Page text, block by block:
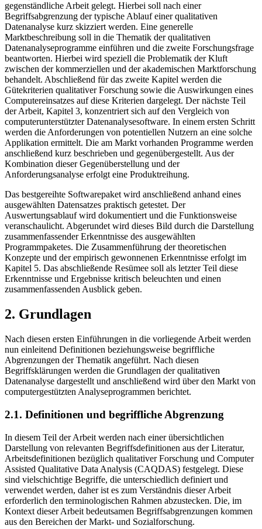
Im Kapitel 2 wird das theoretische Fundament für die
gegenständliche Arbeit gelegt. Hierbei soll nach einer
Begriffsabgrenzung der typische Ablauf einer qualitativen
Datenanalyse kurz skizziert werden. Eine generelle
Marktbeschreibung soll in die Thematik der qualitativen
Datenanalyseprogramme einführen und die zweite Forschungsfrage
beantworten. Hierbei wird speziell die Problematik der Kluft
zwischen der kommerziellen und der akademischen Marktforschung
behandelt. Abschließend für das zweite Kapitel werden die
Gütekriterien qualitativer Forschung sowie die Auswirkungen eines
Computereinsatzes auf diese Kriterien dargelegt. Der nächste Teil
der Arbeit, Kapitel 3, konzentriert sich auf den Vergleich von
computerunterstützter Datenanalysesoftware. In einem ersten Schritt
werden die Anforderungen von potentiellen Nutzern an eine solche
Applikation ermittelt. Die am Markt vorhanden Programme werden
anschließend kurz beschrieben und gegenübergestellt. Aus der
Kombination dieser Gegenüberstellung und der
Das bestgereihte Softwarepaket wird anschließend anhand eines
ausgewählten Datensatzes praktisch getestet. Der
Auswertungsablauf wird dokumentiert und die Funktionsweise
veranschaulicht. Abgerundet wird dieses Bild durch die Darstellung
zusammenfassender Erkenntnisse des ausgewählten
Programmpaketes. Die Zusammenführung der theoretischen
Konzepte und der empirisch gewonnenen Erkenntnisse erfolgt im
Kapitel 5. Das abschließende Resümee soll als letzter Teil diese
Erkenntnisse und Ergebnisse kritisch beleuchten und einen
2. Grundlagen
Nach diesen ersten Einführungen in die vorliegende Arbeit werden
nun einleitend Definitionen beziehungsweise begriffliche
Abgrenzungen der Thematik angeführt. Nach diesen
Begriffsklärungen werden die Grundlagen der qualitativen
Datenanalyse dargestellt und anschließend wird über den Markt von
In diesem Teil der Arbeit werden nach einer übersichtlichen
Darstellung von relevanten Begriffsdefinitionen aus der Literatur,
Arbeitsdefinitionen bezüglich qualitativer Forschung und Computer
Assisted Qualitative Data Analysis (CAQDAS) festgelegt. Diese
sind vielschichtige Begriffe, die unterschiedlich definiert und
verwendet werden, daher ist es zum Verständnis dieser Arbeit
erforderlich den terminologischen Rahmen abzustecken. Die, im
Kontext dieser Arbeit bedeutsamen Begriffsabgrenzungen kommen